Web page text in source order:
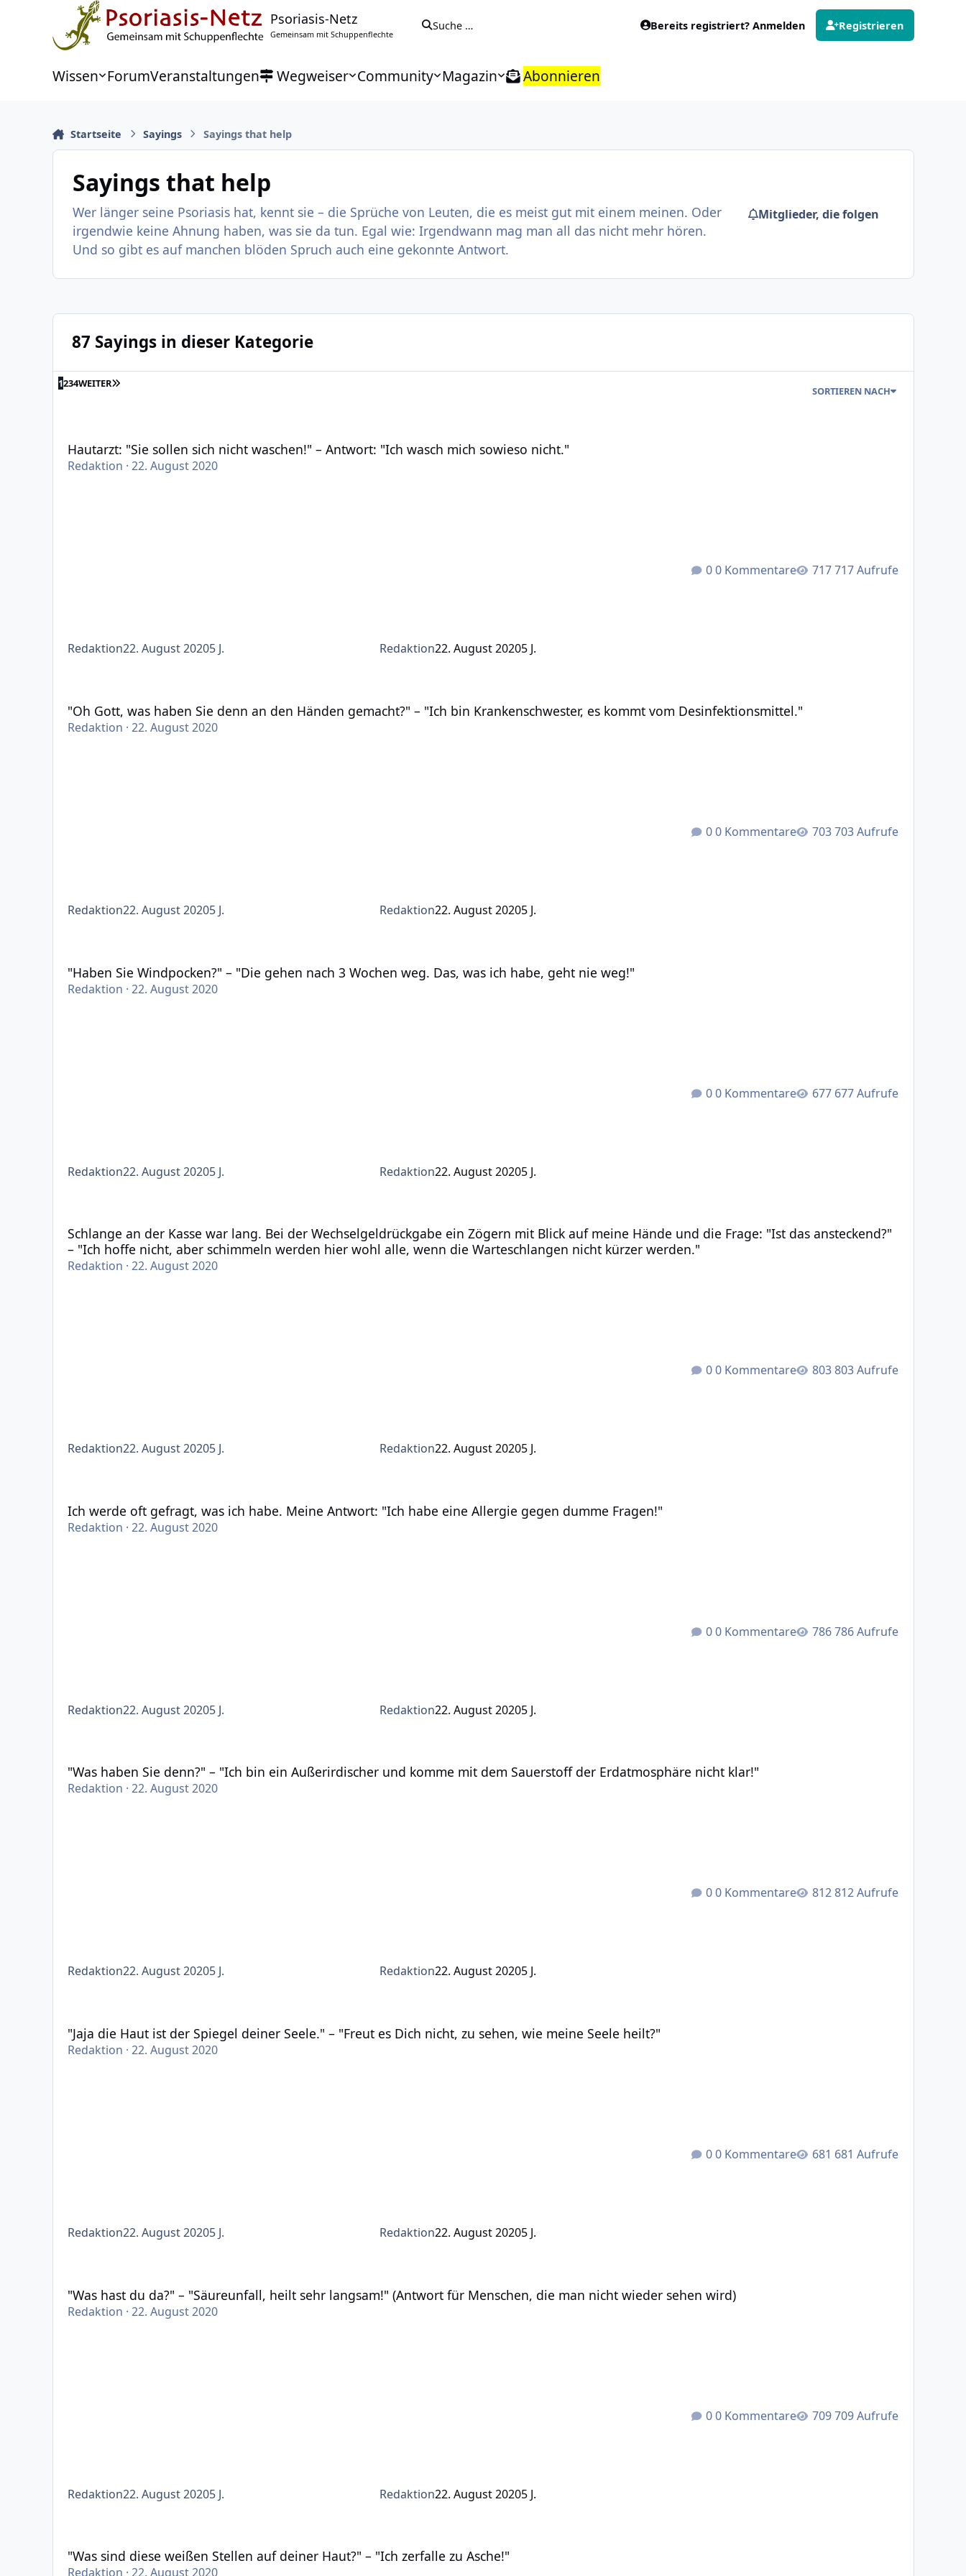
Zu Inhalt springen
Psoriasis-Netz
Gemeinsam mit Schuppenflechte
Suche … Bereits registriert? Anmelden Registrieren
Wissen ForumVeranstaltungen Wegweiser Community Magazin Abonnieren
Startseite Sayings Sayings that help
Sayings that help
Wer länger seine Psoriasis hat, kennt sie – die Sprüche von Leuten, die es meist gut mit einem meinen. Oder
irgendwie keine Ahnung haben, was sie da tun. Egal wie: Irgendwann mag man all das nicht mehr hören.
Und so gibt es auf manchen blöden Spruch auch eine gekonnte Antwort.
Mitglieder, die folgen
87 Sayings in dieser Kategorie
1234WEITER
SORTIEREN NACH
Hautarzt: "Sie sollen sich nicht waschen!" – Antwort: "Ich wasch mich sowieso nicht."
Redaktion ·22. August 2020
Redaktion22. August 20205 J. Redaktion22. August 20205 J.
0 Kommentare 717 Aufrufe
"Oh Gott, was haben Sie denn an den Händen gemacht?" – "Ich bin Krankenschwester, es kommt vom Desinfektionsmittel."
Redaktion ·22. August 2020
Redaktion22. August 20205 J. Redaktion22. August 20205 J.
0 Kommentare 703 Aufrufe
"Haben Sie Windpocken?" – "Die gehen nach 3 Wochen weg. Das, was ich habe, geht nie weg!"
Redaktion ·22. August 2020
Redaktion22. August 20205 J. Redaktion22. August 20205 J.
0 Kommentare 677 Aufrufe
Schlange an der Kasse war lang. Bei der Wechselgeldrückgabe ein Zögern mit Blick auf meine Hände und die Frage: "Ist das ansteckend?"
– "Ich hoffe nicht, aber schimmeln werden hier wohl alle, wenn die Warteschlangen nicht kürzer werden."
Redaktion ·22. August 2020
Redaktion22. August 20205 J. Redaktion22. August 20205 J.
0 Kommentare 803 Aufrufe
Ich werde oft gefragt, was ich habe. Meine Antwort: "Ich habe eine Allergie gegen dumme Fragen!"
Redaktion ·22. August 2020
Redaktion22. August 20205 J. Redaktion22. August 20205 J.
0 Kommentare 786 Aufrufe
"Was haben Sie denn?" – "Ich bin ein Außerirdischer und komme mit dem Sauerstoff der Erdatmosphäre nicht klar!"
Redaktion ·22. August 2020
Redaktion22. August 20205 J. Redaktion22. August 20205 J.
0 Kommentare 812 Aufrufe
"Jaja die Haut ist der Spiegel deiner Seele." – "Freut es Dich nicht, zu sehen, wie meine Seele heilt?"
Redaktion ·22. August 2020
Redaktion22. August 20205 J. Redaktion22. August 20205 J.
0 Kommentare 681 Aufrufe
"Was hast du da?" – "Säureunfall, heilt sehr langsam!" (Antwort für Menschen, die man nicht wieder sehen wird)
Redaktion ·22. August 2020
Redaktion22. August 20205 J. Redaktion22. August 20205 J.
0 Kommentare 709 Aufrufe
"Was sind diese weißen Stellen auf deiner Haut?" – "Ich zerfalle zu Asche!"
Redaktion · 22. August 2020